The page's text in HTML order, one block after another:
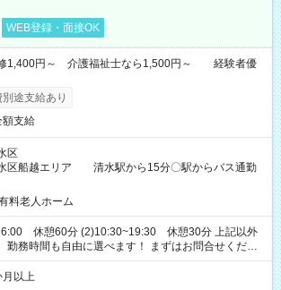
WEB登録・面接OK
1,400円～ 介護福祉士なら1,500円～ 経験者優
途支給あり
額支給
区
区船越エリア 清水駅から15分〇駅からバス通勤
料老人ホーム
休憩60分 (2)10:30~19:30 休憩30分 上記以外
勤務時間も自由に選べます！ まずはお問合せくださ
月以上